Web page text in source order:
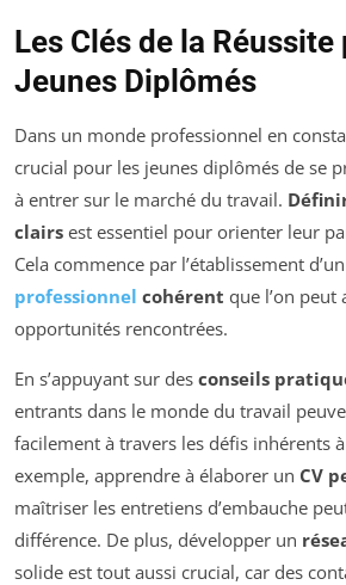
Les Clés de la
Jeunes Diplômés
Dans un monde professionnel en
crucial pour les jeunes diplômés de se
à entrer sur le marché du travail.
clairs est essentiel pour orienter leur
Cela commence par l’établissement d’un
professionnel cohérent que l’on peut
opportunités rencontrées.
En s’appuyant sur des conseils
entrants dans le monde du travail
facilement à travers les défis inhérents
exemple, apprendre à élaborer un CV
maîtriser les entretiens d’embauche
différence. De plus, développer un
solide est tout aussi crucial, car des